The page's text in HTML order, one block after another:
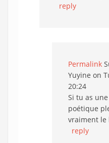
reply
Permalink
Yuyine on
20:24
Si tu as
poétique
vraiment
reply